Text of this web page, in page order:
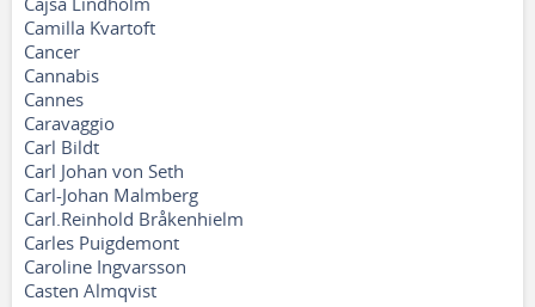
Camilla Kvartoft
Cancer
Cannabis
Cannes
Caravaggio
Carl Bildt
Carl Johan von Seth
Carl-Johan Malmberg
Carl.Reinhold Bråkenhielm
Carles Puigdemont
Caroline Ingvarsson
Casten Almqvist